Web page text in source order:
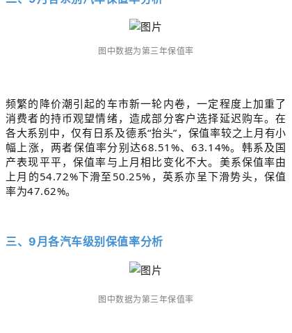
图中数据为第三年保值率
频繁的降价潮引起的车市新一轮内卷，一定程度上加重了
消费者的持币观望情绪，造成部分客户选择延迟购车。在
各大系别中，仅有日系及德系“抬头”，保值率较之上月有小
幅上涨，两者保值率分别达68.51%、63.14%。韩系及国
产表现平平，保值率与上月相比变化不大。美系保值率由
上月的54.72%下滑至50.25%，英系亦呈下滑势头，保值
率为47.62%。
三、9月各汽车级别保值率分析
图中数据为第三年保值率